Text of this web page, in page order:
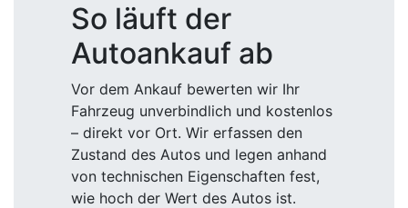
So läuft der
Autoankauf ab
Vor dem Ankauf bewerten wir Ihr
Fahrzeug unverbindlich und kostenlos
– direkt vor Ort. Wir erfassen den
Zustand des Autos und legen anhand
von technischen Eigenschaften fest,
wie hoch der Wert des Autos ist.